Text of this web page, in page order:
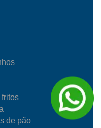
de pão